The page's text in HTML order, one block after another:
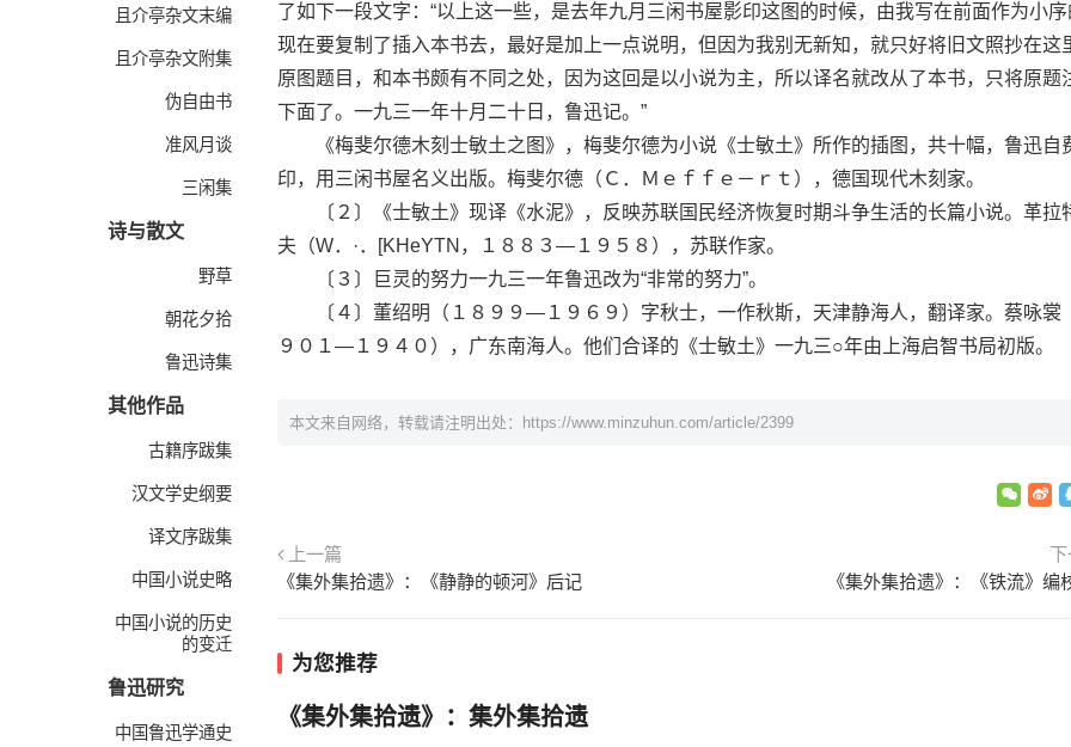
且介亭杂文末编
且介亭杂文附集
伪自由书
准风月谈
三闲集
诗与散文
野草
朝花夕拾
鲁迅诗集
其他作品
古籍序跋集
汉文学史纲要
译文序跋集
中国小说史略
中国小说的历史
的变迁
鲁迅研究
中国鲁迅学通史
了如下一段文字：“以上这一些，是去年九月三闲书屋影印这图的时候，由我写在前面作为小序
现在要复制了插入本书去，最好是加上一点说明，但因为我别无新知，就只好将旧文照抄在这
原图题目，和本书颇有不同之处，因为这回是以小说为主，所以译名就改从了本书，只将原题
下面了。一九三一年十月二十日，鲁迅记。”
《梅斐尔德木刻士敏土之图》，梅斐尔德为小说《士敏土》所作的插图，共十幅，鲁迅自
印，用三闲书屋名义出版。梅斐尔德（Ｃ．Ｍｅｆｆｅ－ｒｔ），德国现代木刻家。
〔２〕《士敏土》现译《水泥》，反映苏联国民经济恢复时期斗争生活的长篇小说。革拉
夫（W．·．[KHeYTN，１８８３—１９５８），苏联作家。
〔３〕巨灵的努力一九三一年鲁迅改为“非常的努力”。
〔４〕董绍明（１８９９—１９６９）字秋士，一作秋斯，天津静海人，翻译家。蔡咏裳
９０１—１９４０），广东南海人。他们合译的《士敏土》一九三○年由上海启智书局初版。
本文来自网络，转载请注明出处： https://www.minzuhun.com/article/2399
上一篇
《集外集拾遗》：《静静的顿河》后记
《集外集拾遗》：《铁流》编
为您推荐
《集外集拾遗》：集外集拾遗